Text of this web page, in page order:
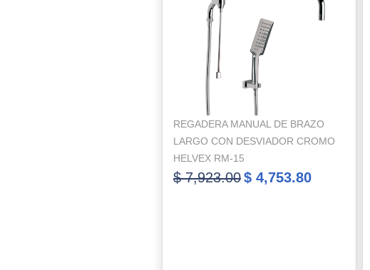
REGADERA MANUAL DE BRAZO
LARGO CON DESVIADOR CROMO
HELVEX RM-15
$ 7,923.00$ 4,753.80